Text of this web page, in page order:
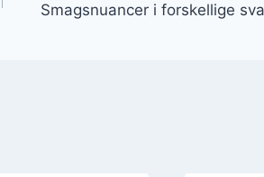
Smagsnuancer i forskellige